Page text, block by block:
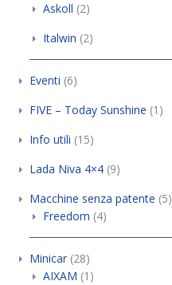
Askoll (2)
Italwin (2)
Eventi (6)
FIVE – Today Sunshine (1)
Info utili (15)
Lada Niva 4×4 (9)
Macchine senza patente (5)
Freedom (4)
Minicar (28)
AIXAM (1)